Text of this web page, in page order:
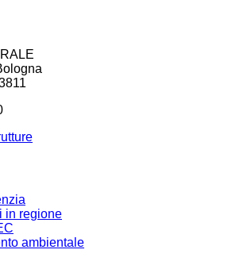
in regione
ambientale